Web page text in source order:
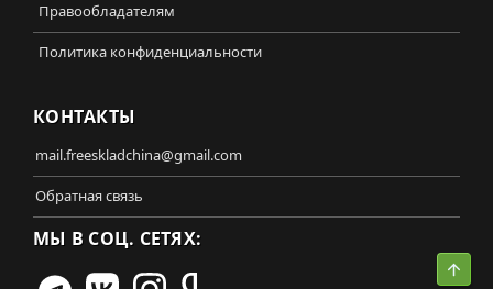
Правообладателям
Политика конфиденциальности
КОНТАКТЫ
mail.freeskladchina@gmail.com
Обратная связь
МЫ В СОЦ. СЕТЯХ: